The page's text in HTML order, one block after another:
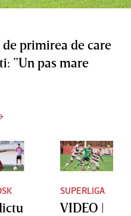
primirea de care
”Un pas mare
SUPERLIGA
VIDEO |